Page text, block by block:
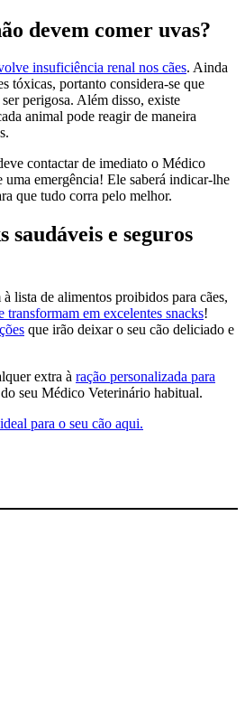
devem comer uvas?
insuficiência renal nos cães. Ainda
tóxicas, portanto considera-se que
perigosa. Além disso, existe
animal pode reagir de maneira
contactar de imediato o Médico
uma emergência! Ele saberá indicar-lhe
que tudo corra pelo melhor.
saudáveis e seguros
lista de alimentos proibidos para cães,
transformam em excelentes snacks!
que irão deixar o seu cão deliciado e
extra à ração personalizada para
seu Médico Veterinário habitual.
para o seu cão aqui.